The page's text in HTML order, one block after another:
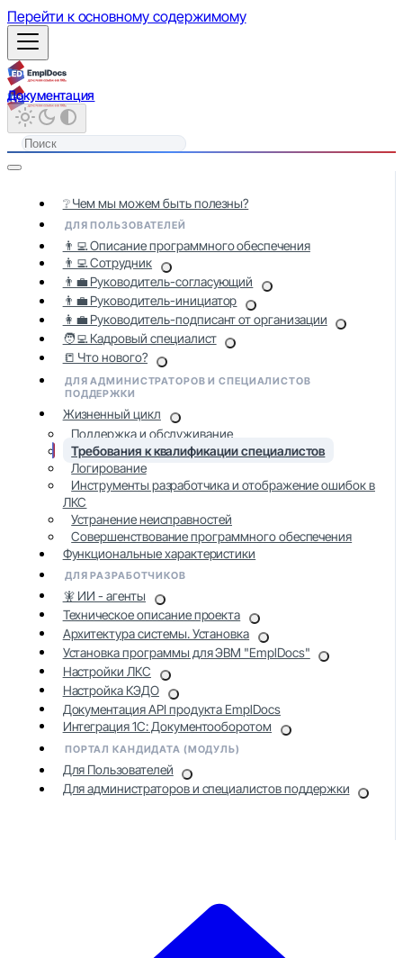
Перейти к основному содержимому
Документация
❔ Чем мы можем быть полезны?
ДЛЯ ПОЛЬЗОВАТЕЛЕЙ
👨‍💻 Описание программного обеспечения
👨‍💻 Сотрудник
👨‍💼 Руководитель-согласующий
👨‍💼 Руководитель-инициатор
👩‍💼 Руководитель-подписант от организации
🧑‍💻 Кадровый специалист
📒 Что нового?
ДЛЯ АДМИНИСТРАТОРОВ И СПЕЦИАЛИСТОВ
ПОДДЕРЖКИ
Жизненный цикл
Поддержка и обслуживание
Требования к квалификации специалистов
Логирование
Инструменты разработчика и отображение ошибок в
ЛКС
Устранение неисправностей
Совершенствование программного обеспечения
Функциональные характеристики
ДЛЯ РАЗРАБОТЧИКОВ
🧚 ИИ - агенты
Техническое описание проекта
Архитектура системы. Установка
Установка программы для ЭВМ "EmplDocs"
Настройки ЛКС
Настройка КЭДО
Документация API продукта EmplDocs
Интеграция 1С: Документооборотом
ПОРТАЛ КАНДИДАТА (МОДУЛЬ)
Для Пользователей
Для администраторов и специалистов поддержки